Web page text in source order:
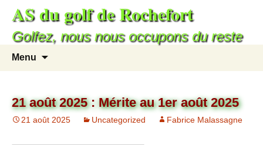
AS du golf de Rochefort
Golfez, nous nous occupons du reste
Menu
21 août 2025 : Mérite au 1er août 2025
21 août 2025 Uncategorized Fabrice Malassagne